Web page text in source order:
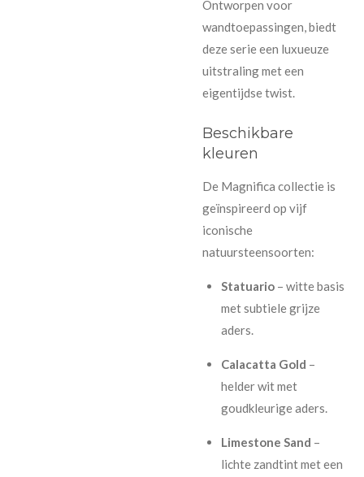
Ontworpen voor
wandtoepassingen, biedt
deze serie een luxueuze
uitstraling met een
eigentijdse twist.
Beschikbare
kleuren
De Magnifica collectie is
geïnspireerd op vijf
iconische
natuursteensoorten:
Statuario– witte basis
met subtiele grijze
aders.
Calacatta Gold –
helder wit met
goudkleurige aders.
Limestone Sand –
lichte zandtint met een